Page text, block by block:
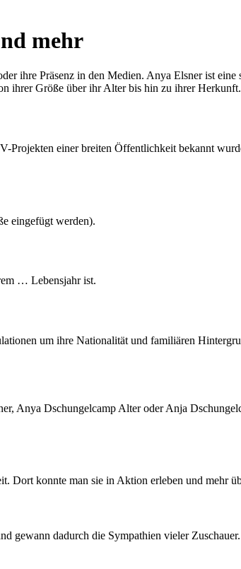
mehr
ihre Präsenz in den Medien. Anya Elsner ist
ihrer Größe über ihr Alter bis hin zu ihrer Herkunft.
einer breiten Öffentlichkeit bekannt
eingefügt werden).
… Lebensjahr ist.
um ihre Nationalität und familiären
Anya Dschungelcamp Alter oder Anja
Dort konnte man sie in Aktion erleben und mehr
gewann dadurch die Sympathien vieler